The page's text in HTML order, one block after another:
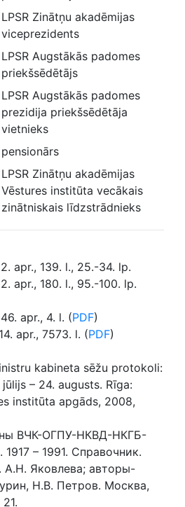
LPSR Zinātņu akadēmijas
viceprezidents
LPSR Augstākās padomes
priekšsēdētājs
LPSR Augstākās padomes
prezidija priekšsēdētāja
vietnieks
pensionārs
LPSR Zinātņu akadēmijas
Vēstures institūta vecākais
zinātniskais līdzstrādnieks
2. apr., 139. l., 25.-34. lp.
2. apr., 180. l., 95.-100. lp.
apr., 4. l. (PDF)
apr., 7573. l. (PDF)
kabineta sēžu protokoli:
– 24. augusts. Rīga:
institūta apgāds, 2008,
ВЧК-ОГПУ-НКВД-НКГБ-
– 1991. Справочник.
А.Н. Яковлева; авторы-
Н.В. Петров. Москва,